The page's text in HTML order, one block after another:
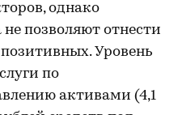
однако
не позволяют отнести
Уровень
по
активами (4,1